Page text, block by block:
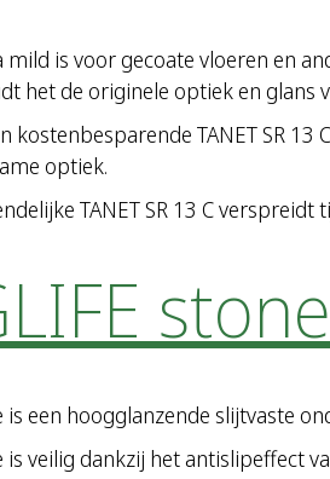
is voor gecoate vloeren en
het de originele optiek en glans
kostenbesparende TANET SR
optiek.
TANET SR 13 C
stone
is een hoogglanzende slijtvaste
is veilig dankzij het antislipeffect